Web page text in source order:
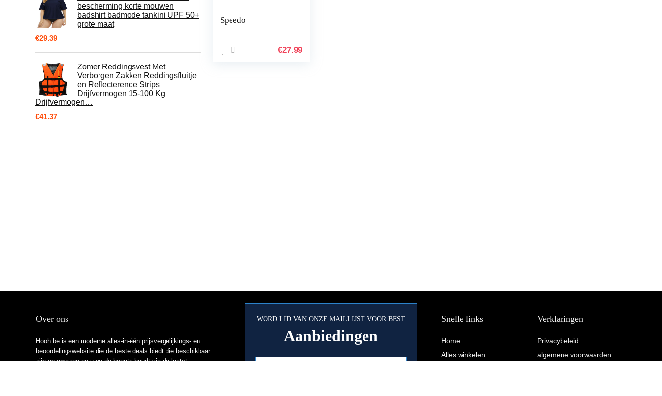
bescherming korte mouwen
badshirt badmode tankini UPF 50+
grote maat
€29.39
Zomer Reddingsvest Met
Verborgen Zakken Reddingsfluitje
en Reflecterende Strips
Drijfvermogen 15-100 Kg
Drijfvermogen…
€41.37
Speedo
€27.99
Over ons
Hooh.be is een moderne alles-in-één prijsvergelijkings- en
beoordelingswebsite die de beste deals biedt die beschikbaar
zijn op amazon en u op de hoogte houdt via de laatst
WORD LID VAN ONZE MAILLIJST VOOR BEST
Aanbiedingen
Snelle links
Home
Alles winkelen
Verklaringen
Privacybeleid
algemene voorwaarden